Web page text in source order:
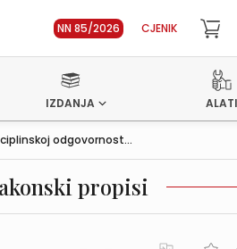
NN 85/2026 CJENIK
IZDANJA ALATI
odgovornost...
propisi